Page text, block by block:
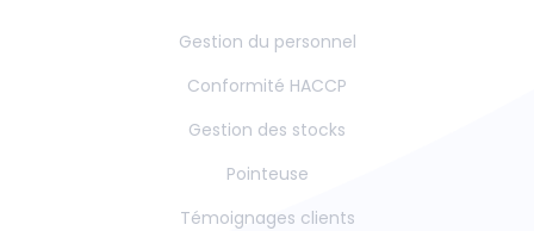
Gestion du personnel
Conformité HACCP
Gestion des stocks
Pointeuse
Témoignages clients